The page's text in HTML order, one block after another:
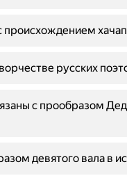
происхождением
русских
с прообразом
девятого вала в